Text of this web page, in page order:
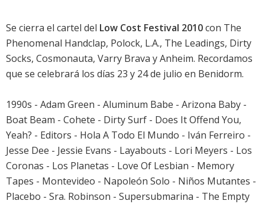
Se cierra el cartel del Low Cost Festival 2010con The
Phenomenal Handclap, Polock, L.A., The Leadings, Dirty
Socks, Cosmonauta, Varry Brava y Anheim. Recordamos
que se celebrará los días 23 y 24 de julio en Benidorm.
1990s - Adam Green - Aluminum Babe - Arizona Baby -
Boat Beam - Cohete - Dirty Surf - Does It Offend You,
Yeah? - Editors - Hola A Todo El Mundo - Iván Ferreiro -
Jesse Dee - Jessie Evans - Layabouts - Lori Meyers - Los
Coronas - Los Planetas - Love Of Lesbian - Memory
Tapes - Montevideo - Napoleón Solo - Niños Mutantes -
Placebo - Sra. Robinson - Supersubmarina - The Empty